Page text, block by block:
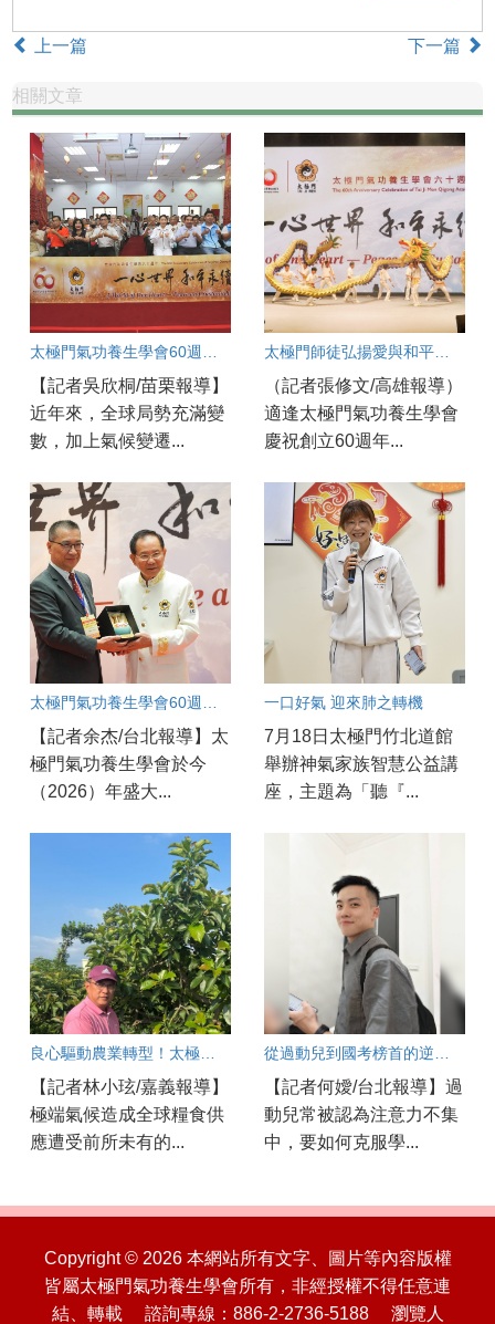
上一篇 下一篇
相關文章
太極門氣功養生學會60週年盛典 苗栗道館同步歡慶 百工百業共展良善力量
【記者吳欣桐/苗栗報導】
近年來，全球局勢充滿變
數，加上氣候變遷...
太極門師徒弘揚愛與和平一甲子 各界齊聚太極門高雄道館見證歷史時刻
（記者張修文/高雄報導）
適逢太極門氣功養生學會
慶祝創立60週年...
【記者余杰/台北報導】太
極門氣功養生學會於今
（2026）年盛大...
一口好氣 迎來肺之轉機
7月18日太極門竹北道館
舉辦神氣家族智慧公益講
座，主題為「聽『...
【記者林小玹/嘉義報導】
極端氣候造成全球糧食供
應遭受前所未有的...
【記者何嬡/台北報導】過
動兒常被認為注意力不集
中，要如何克服學...
Copyright © 2026 本網站所有文字、圖片等內容版權
皆屬太極門氣功養生學會所有，非經授權不得任意連
結、轉載 諮詢專線：886-2-2736-5188 瀏覽人